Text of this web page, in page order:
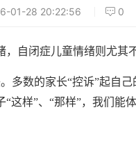
01-28 20:22:56 0
，自闭症儿童情绪则尤其
多数的家长“控诉”起自
“这样”、“那样”，我们能